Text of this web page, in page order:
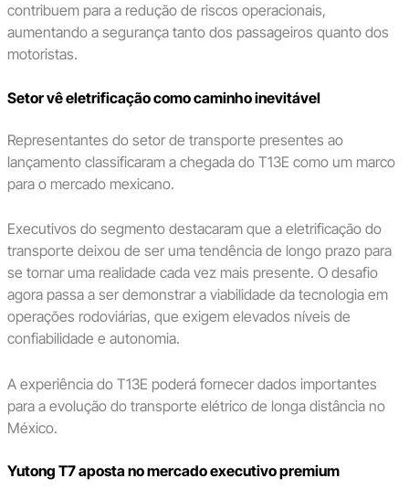
contribuem para a redução de riscos operacionais,
aumentando a segurança tanto dos passageiros quanto dos
motoristas.
Setor vê eletrificação como caminho inevitável
Representantes do setor de transporte presentes ao
lançamento classificaram a chegada do T13E como um marco
para o mercado mexicano.
Executivos do segmento destacaram que a eletrificação do
transporte deixou de ser uma tendência de longo prazo para
se tornar uma realidade cada vez mais presente. O desafio
agora passa a ser demonstrar a viabilidade da tecnologia em
operações rodoviárias, que exigem elevados níveis de
confiabilidade e autonomia.
A experiência do T13E poderá fornecer dados importantes
para a evolução do transporte elétrico de longa distância no
México.
Yutong T7 aposta no mercado executivo premium